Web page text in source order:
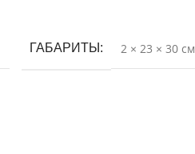
ГАБАРИТЫ 2 × 23 × 30 см